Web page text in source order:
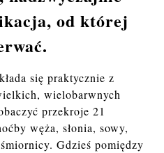
od której
się praktycznie z
wielobarwnych
przekroje 21
węża, słonia, sowy,
Gdzieś pomiędzy